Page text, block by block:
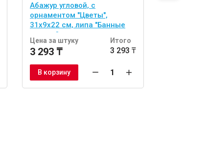
Абажур угловой, с
орнаментом "Цветы",
31х9х22 см, липа "Банные
штучки"
Цена за штуку
3 293 ₸
Итого
3 293 ₸
В корзину